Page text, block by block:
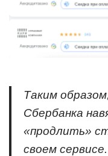
Таким
Сбербанка
«продлить»
своем